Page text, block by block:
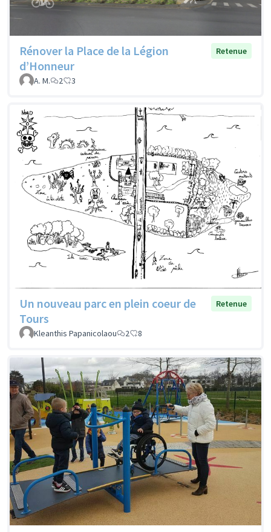
Rénover la Place de la Légion
d’Honneur
Retenue
A. M. 2 3
Un nouveau parc en plein coeur de
Tours
Retenue
Kleanthis Papanicolaou 2 8